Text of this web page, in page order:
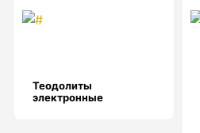
Теодолиты
электронные